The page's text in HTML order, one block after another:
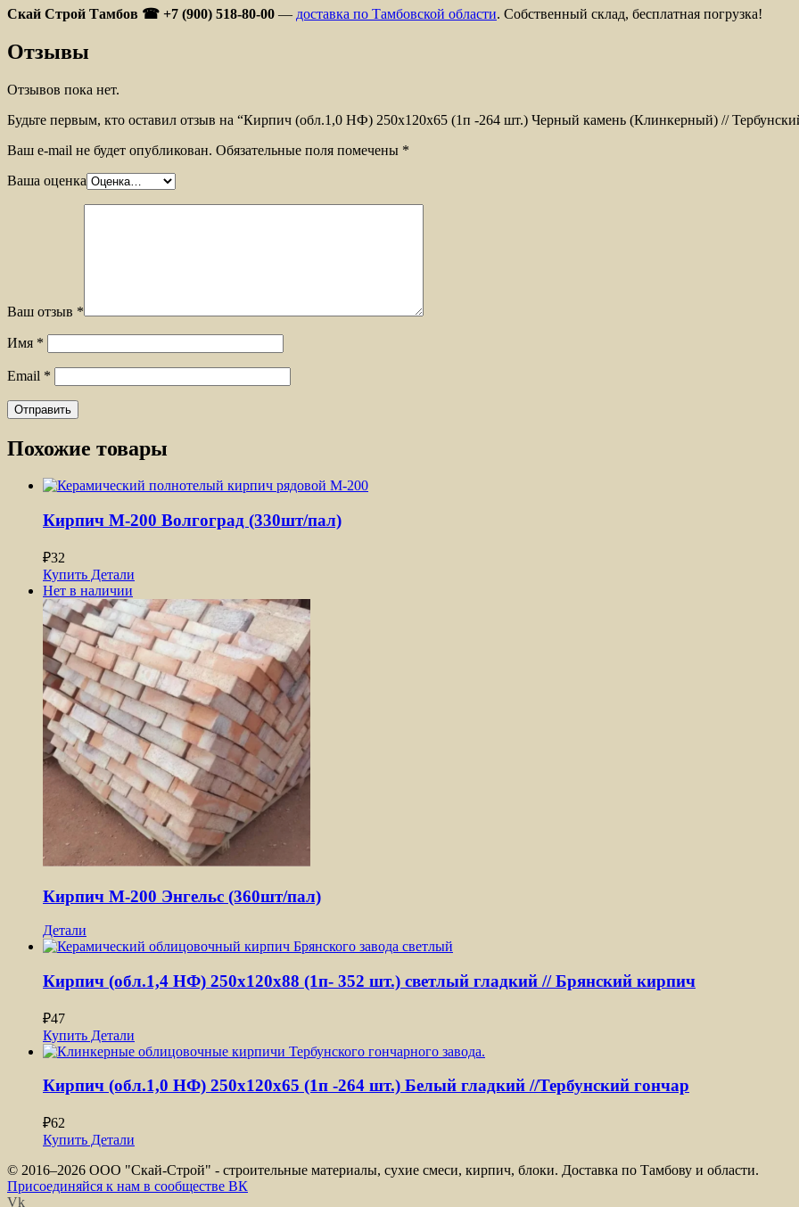
Скай Строй Тамбов ☎ +7 (900) 518-80-00 — доставка по Тамбовской области. Собственный склад, бесплатная погрузка!
Отзывы
Отзывов пока нет.
Будьте первым, кто оставил отзыв на “Кирпич (обл.1,0 НФ) 250x120x65 (1п -264 шт.) Черный камень (Клинкерный) //
Ваш e-mail не будет опубликован. Обязательные поля помечены *
Ваша оценка
Ваш отзыв *
Имя *
Email *
Похожие товары
Кирпич М-200 Волгоград (330шт/пал)
₽32
Купить Детали
Нет в наличии
Кирпич М-200 Энгельс (360шт/пал)
Детали
Кирпич (обл.1,4 НФ) 250x120x88 (1п- 352 шт.) светлый гладкий // Брянский кирпич
₽47
Купить Детали
Кирпич (обл.1,0 НФ) 250x120x65 (1п -264 шт.) Белый гладкий //Тербунский гончар
₽62
Купить Детали
© 2016–2026 ООО "Скай-Строй" - строительные материалы, сухие смеси, кирпич, блоки. Доставка по Тамбову и области.
Присоединяйся к нам в сообществе ВК
Vk